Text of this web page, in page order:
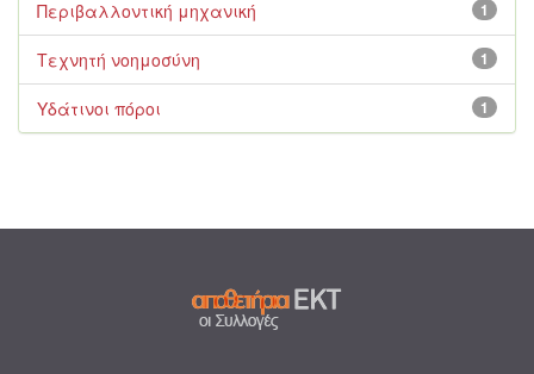
1
Περιβαλλοντική μηχανική
1
Τεχνητή νοημοσύνη
1
Υδάτινοι πόροι